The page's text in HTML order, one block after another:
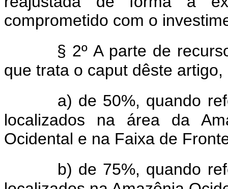
comprometido com o
§ 2º A parte de
que trata o caput dêste artigo,
a) de 50%, quando
localizados na área da
Ocidental e na Faixa de
b) de 75%, quando